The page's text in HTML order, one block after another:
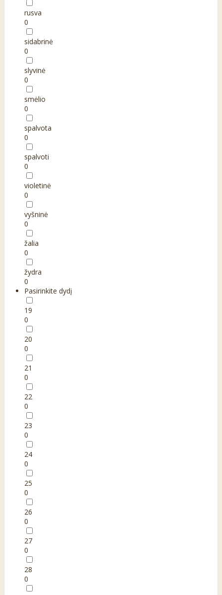
rusva
0
sidabrinė
0
slyvinė
0
smėlio
0
spalvota
0
spalvoti
0
violetinė
0
vyšninė
0
žalia
0
žydra
0
Pasirinkite dydį
19
0
20
0
21
0
22
0
23
0
24
0
25
0
26
0
27
0
28
0